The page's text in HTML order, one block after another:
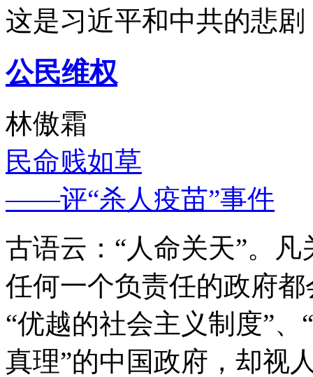
这是习近平和中共的悲
公民维权
林傲霜
民命贱如草
——评“杀人疫苗”事件
古语云：“人命关天”。
任何一个负责任的政府
“优越的社会主义制度”
真理”的中国政府，却视